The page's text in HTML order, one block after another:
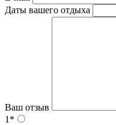
Даты вашего отдыха
Ваш отзыв
1*